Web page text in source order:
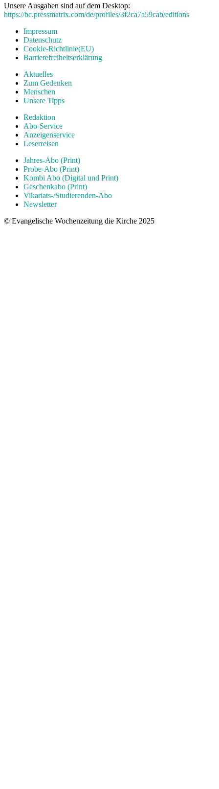
Unsere Ausgaben sind auf dem Desktop:
https://bc.pressmatrix.com/de/profiles/3f2ca7a59cab/editions
Impressum
Datenschutz
Cookie-Richtlinie(EU)
Barrierefreiheitserklärung
Aktuelles
Zum Gedenken
Menschen
Unsere Tipps
Redaktion
Abo-Service
Anzeigenservice
Leserreisen
Jahres-Abo (Print)
Probe-Abo (Print)
Kombi Abo (Digital und Print)
Geschenkabo (Print)
Vikariats-/Studierenden-Abo
Newsletter
© Evangelische Wochenzeitung die Kirche 2025